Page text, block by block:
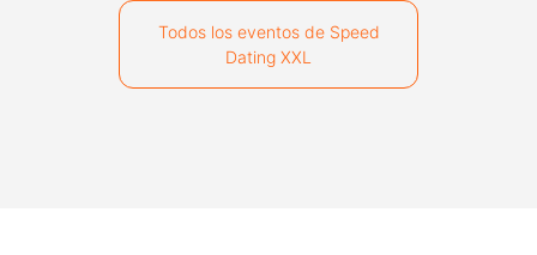
Todos los eventos de Speed
Dating XXL